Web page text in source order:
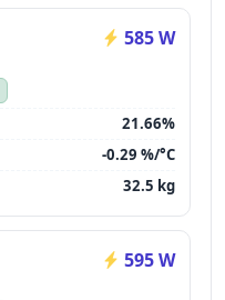
585 W
21.66%
-0.29 %/°C
32.5 kg
595 W